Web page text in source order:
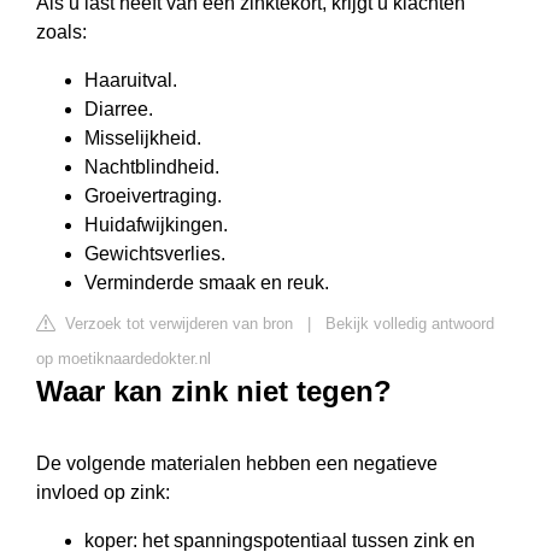
zoals:
Haaruitval.
Diarree.
Misselijkheid.
Nachtblindheid.
Groeivertraging.
Huidafwijkingen.
Gewichtsverlies.
Verminderde smaak en reuk.
Verzoek tot verwijderen van bron
Bekijk volledig antwoord
op moetiknaardedokter.nl
Waar kan zink niet tegen?
De volgende materialen hebben een negatieve
invloed op zink:
koper: het spanningspotentiaal tussen zink en